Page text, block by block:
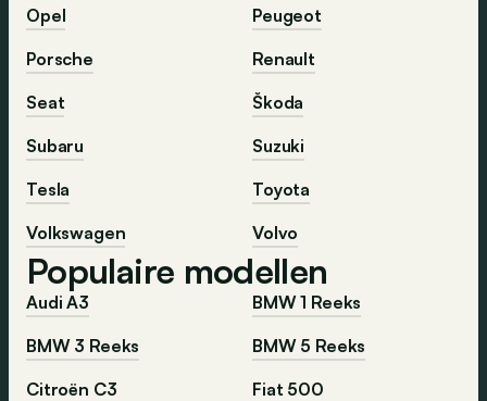
Opel
Peugeot
Porsche
Renault
Seat
Škoda
Subaru
Suzuki
Tesla
Toyota
Volkswagen
Volvo
Populaire modellen
Audi A3
BMW 1 Reeks
BMW 3 Reeks
BMW 5 Reeks
Citroën C3
Fiat 500